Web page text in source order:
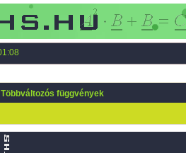
Többváltozós függvények